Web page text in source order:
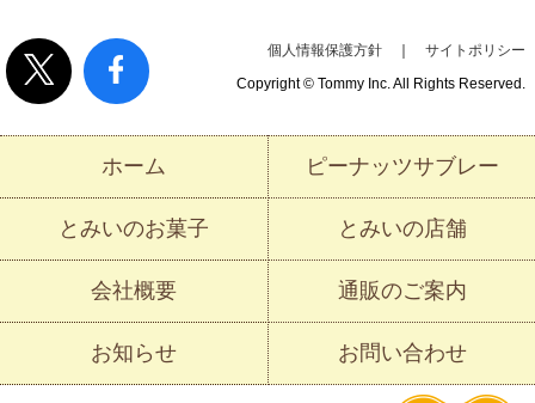
個人情報保護方針
サイトポリシー
Copyright © Tommy Inc. All Rights Reserved.
ホーム ピーナッツサブレー
とみいのお菓子 とみいの店舗
会社概要 通販のご案内
お知らせ お問い合わせ